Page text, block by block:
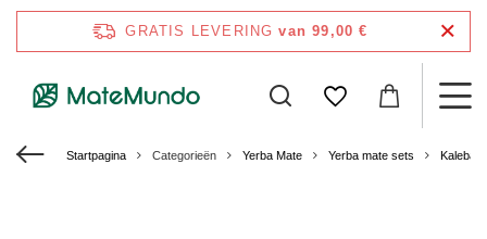
GRATIS LEVERING van 99,00 €
Startpagina Categorieën Yerba Mate Yerba mate sets Kalebas